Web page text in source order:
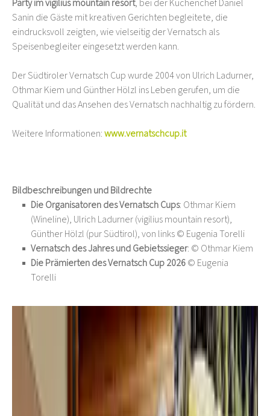
Party im vigilius mountain resort, bei der Küchenchef Daniel
Sanin die Gäste mit kreativen Gerichten begleitete, die
eindrucksvoll zeigten, wie vielseitig der Vernatsch als
Speisenbegleiter eingesetzt werden kann.
Der Südtiroler Vernatsch Cup wurde 2004 von Ulrich Ladurner,
Othmar Kiem und Günther Hölzl ins Leben gerufen, um die
Qualität und das Ansehen des Vernatsch nachhaltig zu fördern.
Weitere Informationen:www.vernatschcup.it
Bildbeschreibungen und Bildrechte
Die Organisatoren des Vernatsch Cups: Othmar Kiem
(Wineline), Ulrich Ladurner (vigilius mountain resort),
Günther Hölzl (pur Südtirol), von links © Eugenia Torelli
Vernatsch des Jahres und Gebietssieger: © Othmar Kiem
Die Prämierten des Vernatsch Cup 2026© Eugenia
Torelli